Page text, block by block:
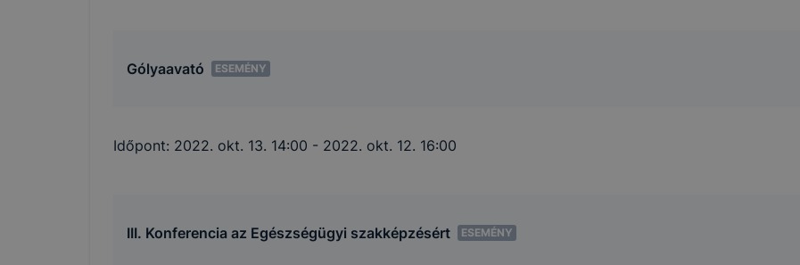
Gólyaavató ESEMÉNY
Időpont: 2022. okt. 13. 14:00 - 2022. okt. 12. 16:00
III. Konferencia az Egészségügyi szakképzésért ESEMÉNY